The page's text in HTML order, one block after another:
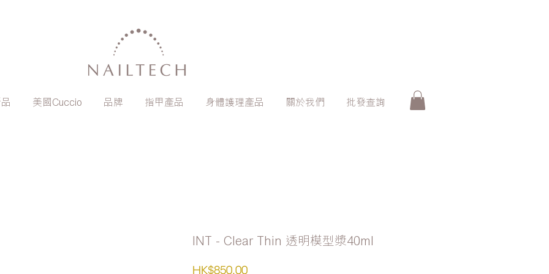
美國Cuccio 品牌 指甲產品 身體護理產品 關於我們 批發查詢
INT - Clear Thin 透明模型漿40ml
HK$850.00價